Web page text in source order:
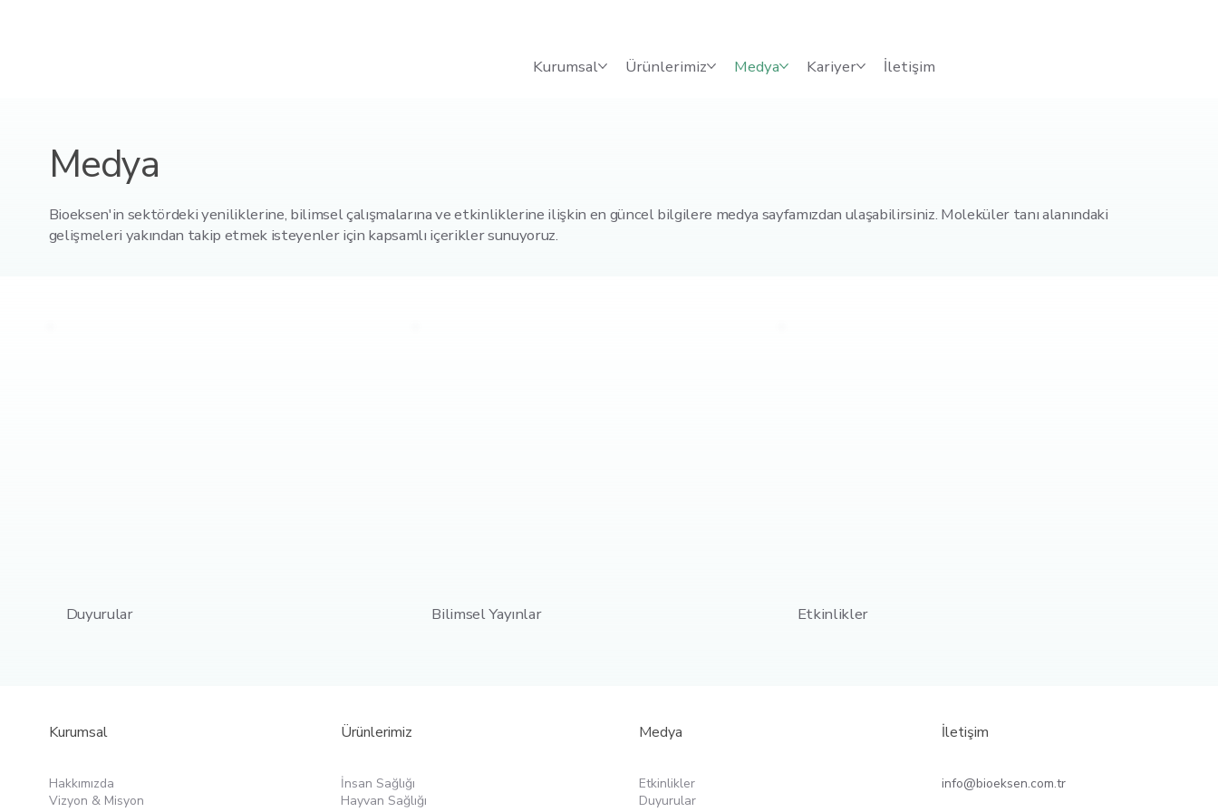
Kurumsal Ürünlerimiz Medya Kariyer İletişim
Medya
Bioeksen'in sektördeki yeniliklerine, bilimsel çalışmalarına ve etkinliklerine ilişkin en güncel bilgilere medya sayfamızdan ulaşabilirsiniz. Moleküler tanı alanındaki
gelişmeleri yakından takip etmek isteyenler için kapsamlı içerikler sunuyoruz.
Duyurular Bilimsel Yayınlar Etkinlikler
Kurumsal
Hakkımızda
Vizyon & Misyon
Ürünlerimiz
İnsan Sağlığı
Hayvan Sağlığı
Medya
Etkinlikler
Duyurular
info@bioeksen.com.tr
İletişim